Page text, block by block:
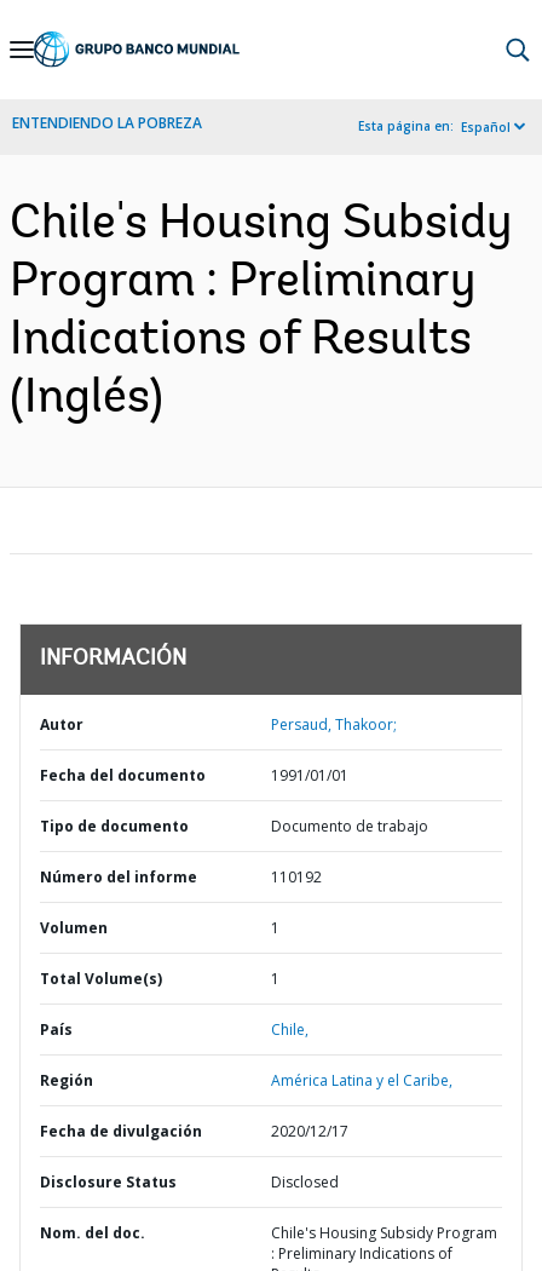
Skip
Navigation
ENTENDIENDO LA POBREZA Esta página en: Español
Chile's Housing Subsidy
Program : Preliminary
Indications of Results
(Inglés)
INFORMACIÓN
Autor Persaud, Thakoor;
Fecha del documento 1991/01/01
Tipo de documento Documento de trabajo
Número del informe 110192
Volumen 1
Total Volume(s) 1
País Chile,
Región América Latina y el Caribe,
Fecha de divulgación 2020/12/17
Disclosure Status Disclosed
Nom. del doc.
Chile's Housing Subsidy Program
: Preliminary Indications of